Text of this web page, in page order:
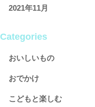
2021年11月
Categories
おいしいもの
おでかけ
こどもと楽しむ